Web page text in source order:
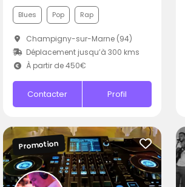
Blues Pop Rap
Champigny-sur-Marne (94)
Déplacement jusqu’à 300 kms
À partir de 450€
Contacter Profil
Promotion